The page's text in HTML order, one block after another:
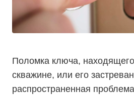
Поломка ключа,
скважине, или его
распространенная